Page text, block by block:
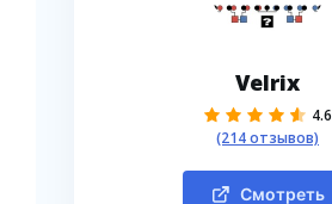
Velrix
4.6
(214 отзывов)
Смотреть